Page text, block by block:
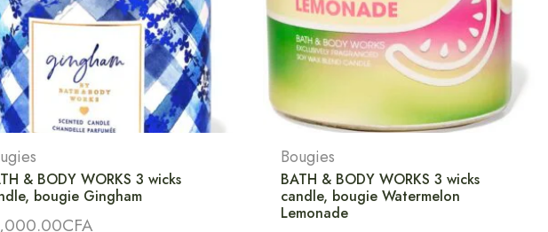
& BODY WORKS 3 wicks
bougie Gingham
CFA
Bougies
BATH & BODY WORKS 3 wicks
candle, bougie Watermelon
Lemonade